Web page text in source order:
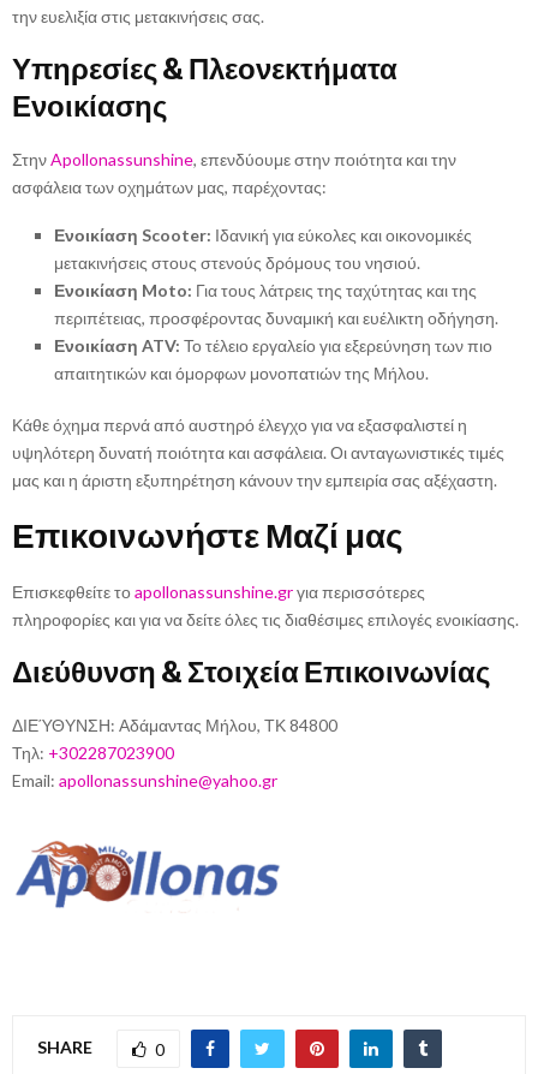
την ευελιξία στις μετακινήσεις σας.
Υπηρεσίες & Πλεονεκτήματα
Ενοικίασης
ΣτηνApollonassunshine, επενδύουμε στην ποιότητα και την
ασφάλεια των οχημάτων μας, παρέχοντας:
Ενοικίαση Scooter: Ιδανική για εύκολες και οικονομικές
μετακινήσεις στους στενούς δρόμους του νησιού.
Ενοικίαση Moto: Για τους λάτρεις της ταχύτητας και της
περιπέτειας, προσφέροντας δυναμική και ευέλικτη οδήγηση.
Ενοικίαση ATV: Το τέλειο εργαλείο για εξερεύνηση των πιο
απαιτητικών και όμορφων μονοπατιών της Μήλου.
Κάθε όχημα περνά από αυστηρό έλεγχο για να εξασφαλιστεί η
υψηλότερη δυνατή ποιότητα και ασφάλεια. Οι ανταγωνιστικές τιμές
μας και η άριστη εξυπηρέτηση κάνουν την εμπειρία σας αξέχαστη.
Επικοινωνήστε Μαζί μας
Επισκεφθείτε τοapollonassunshine.grγια περισσότερες
πληροφορίες και για να δείτε όλες τις διαθέσιμες επιλογές ενοικίασης.
Διεύθυνση & Στοιχεία Επικοινωνίας
ΔΙΕΎΘΥΝΣΗ: Αδάμαντας Μήλου, ΤΚ 84800
Τηλ: +302287023900
Email: apollonassunshine@yahoo.gr
SHARE 0